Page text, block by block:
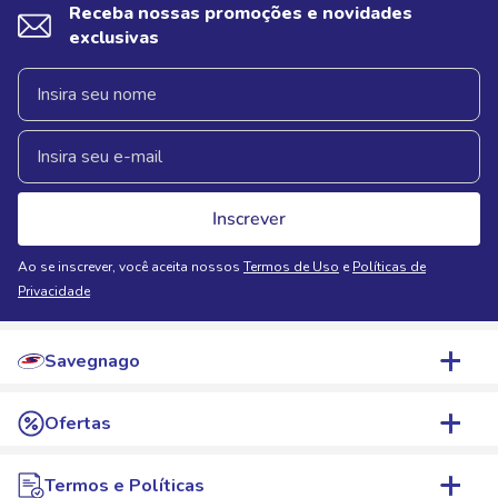
Receba nossas promoções e novidades
exclusivas
Inscrever
Ao se inscrever, você aceita nossos Termos de Uso e Políticas de
Privacidade
Savegnago
Quem Somos
Ofertas
WhatsApp de Ofertas
Termos e Políticas